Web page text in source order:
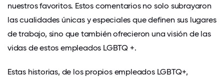
nuestros favoritos. Estos comentarios no solo subrayaron
las cualidades únicas y especiales que definen sus lugares
de trabajo, sino que también ofrecieron una visión de las
vidas de estos empleados LGBTQ +.
Estas historias, de los propios empleados LGBTQ+,